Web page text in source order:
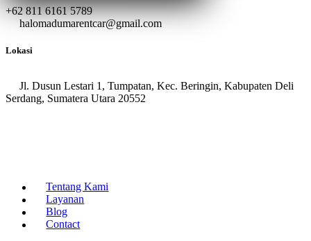
+62 811 6161 5789
halomadumarentcar@gmail.com
Lokasi
Jl. Dusun Lestari 1, Tumpatan, Kec. Beringin, Kabupaten Deli
Serdang, Sumatera Utara 20552
Tentang Kami
Layanan
Blog
Contact